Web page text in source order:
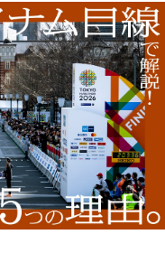
逸品
ミット
ド図鑑
JOURNAL
#AH.H